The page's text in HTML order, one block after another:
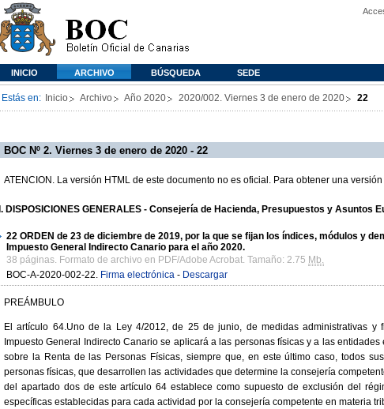
INICIO ARCHIVO BÚSQUEDA SEDE
Estás en: Inicio Archivo Año 2020 2020/002. Viernes 3 de enero de 2020 22
BOC Nº 2. Viernes 3 de enero de 2020 - 22
ATENCION. La versión HTML de este documento no es oficial. Para obtener una
I. DISPOSICIONES GENERALES - Consejería de Hacienda, Presupuestos y Asuntos
22 ORDEN de 23 de diciembre de 2019, por la que se fijan los índices, módulos y
Impuesto General Indirecto Canario para el año 2020.
38 páginas. Formato de archivo en PDF/Adobe Acrobat. Tamaño: 2.75 Mb.
BOC-A-2020-002-22. Firma electrónica - Descargar
PREÁMBULO
El artículo 64.Uno de la Ley 4/2012, de 25 de junio, de medidas administrativas y
Impuesto General Indirecto Canario se aplicará a las personas físicas y a las
sobre la Renta de las Personas Físicas, siempre que, en este último caso, todos
personas físicas, que desarrollen las actividades que determine la consejería
del apartado dos de este artículo 64 establece como supuesto de exclusión del
específicas establecidas para cada actividad por la consejería competente en materia